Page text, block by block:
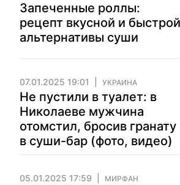
Запеченные роллы:
рецепт вкусной и быстрой
альтернативы суши
07.01.2025 19:01 УКРАИНА
Не пустили в туалет: в
Николаеве мужчина
отомстил, бросив гранату
в суши-бар (фото, видео)
05.01.2025 17:59 МИРФАН